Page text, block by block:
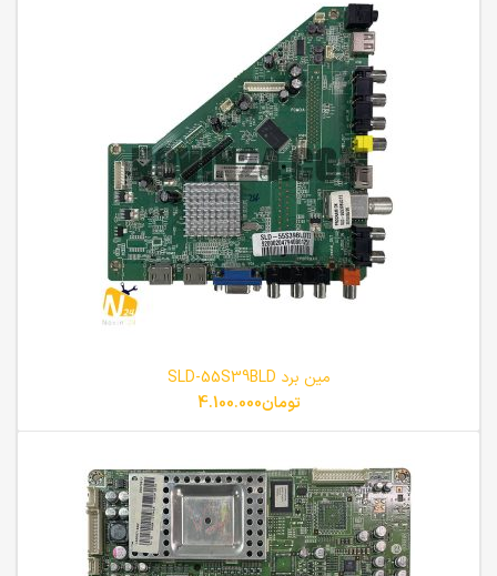
مین برد SLD-55S39BLD
تومان4.100.000